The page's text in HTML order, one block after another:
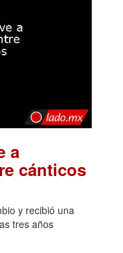
a
cánticos
y recibió una
tres años